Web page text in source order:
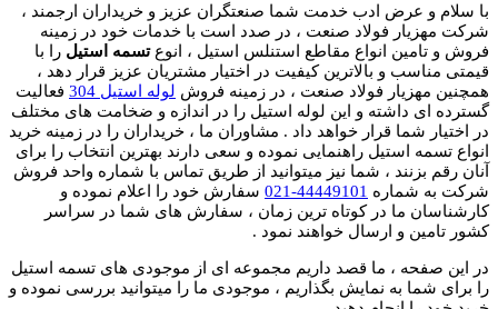
با سلام و عرض ادب خدمت شما صنعتگران عزیز و خریداران ارجمند ،
شرکت مهزیار فولاد صنعت ، در صدد است با خدمات خود در زمینه
فروش و تامین انواع مقاطع استنلس استیل ، انوعتسمه استیل را با
قیمتی مناسب و بالاترین کیفیت در اختیار مشتریان عزیز قرار دهد ،
همچنین مهزیار فولاد صنعت ، در زمینه فروش لوله استیل 304
فعالیت
گسترده ای داشته و این لوله استیل را در اندازه و ضخامت های مختلف
در اختیار شما قرار خواهد داد . مشاوران ما ، خریداران را در زمینه خرید
انواع تسمه استیل راهنمایی نموده و سعی دارند بهترین انتخاب را برای
آنان رقم بزنند ، شما نیز میتوانید از طریق تماس با شماره واحد فروش
شرکت به شماره 44449101-021
سفارش خود را اعلام نموده و
کارشناسان ما در کوتاه ترین زمان ، سفارش های شما در سراسر
کشور تامین و ارسال خواهند نمود .
در این صفحه ، ما قصد داریم مجموعه ای از موجودی های تسمه استیل
را برای شما به نمایش بگذاریم ، موجودی ما را میتوانید بررسی نموده و